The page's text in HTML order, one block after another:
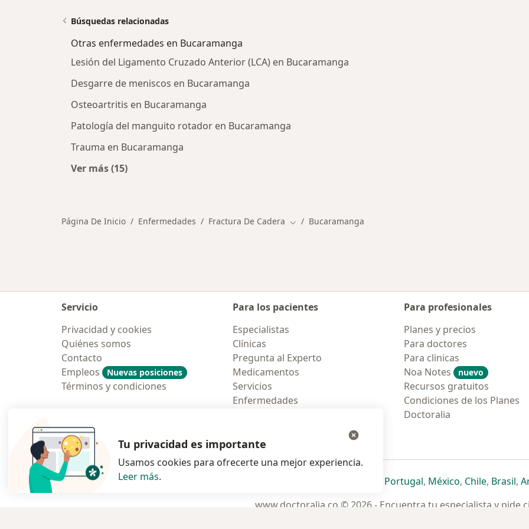
Búsquedas relacionadas
Otras enfermedades en Bucaramanga
Lesión del Ligamento Cruzado Anterior (LCA) en Bucaramanga
Desgarre de meniscos en Bucaramanga
Osteoartritis en Bucaramanga
Patología del manguito rotador en Bucaramanga
Trauma en Bucaramanga
Ver más (15)
Página De Inicio Enfermedades Fractura De Cadera Cambiar de ciudad
Bucaramanga
Servicio
Privacidad y cookies
Quiénes somos
Contacto
Empleos
Nuevas posiciones
Términos y condiciones
Para los pacientes
Especialistas
Clínicas
Pregunta al Experto
Medicamentos
Servicios
Enfermedades
Para profesionales
Planes y precios
Para doctores
Para clinicas
Noa Notes
nuevo
Recursos gratuitos
Condiciones de los Planes
Doctoralia
Polska se abre en una nueva pestaña
se abre en una nueva pestaña
se abre en una nueva pestaña
se abre en una nueva pestaña
Portugalse abre en una nueva
, Méxicose abre en una
, Chilese abre
, Brasilse
,
www.doctoralia.co © 2026 - Encuentra tu especialista y pide
Tu privacidad es importante
Usamos cookies para ofrecerte una mejor experiencia.
Leer más.